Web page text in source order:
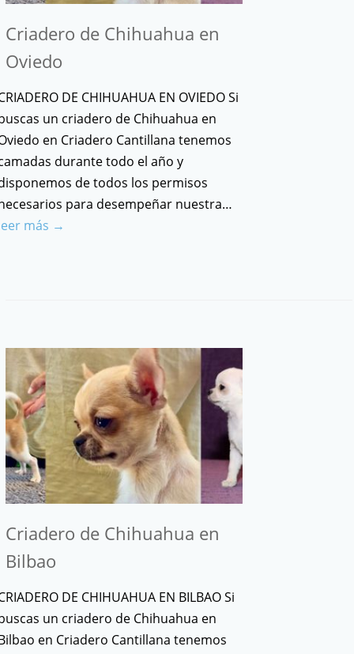
Criadero de Chihuahua en
Oviedo
DE CHIHUAHUA EN OVIEDO Si
un criadero de Chihuahua en
en Criadero Cantillana tenemos
durante todo el año y
de todos los permisos
para desempeñar nuestra…
más →
Criadero de Chihuahua en
Bilbao
DE CHIHUAHUA EN BILBAO Si
un criadero de Chihuahua en
en Criadero Cantillana tenemos